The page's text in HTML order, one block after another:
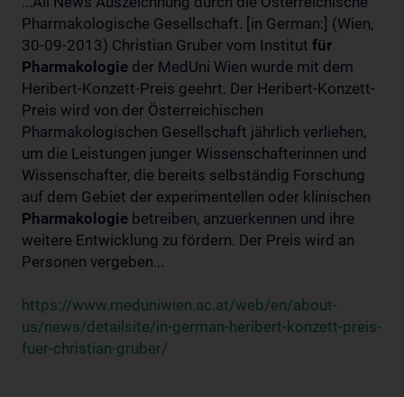
Pharmakologische Gesellschaft. [in German:] (Wien,
30-09-2013) Christian Gruber vom Institut für
Pharmakologie der MedUni Wien wurde mit dem
Heribert-Konzett-Preis geehrt. Der Heribert-Konzett-
Preis wird von der Österreichischen
Pharmakologischen Gesellschaft jährlich verliehen,
um die Leistungen junger Wissenschafterinnen und
Wissenschafter, die bereits selbständig Forschung
auf dem Gebiet der experimentellen oder klinischen
Pharmakologie betreiben, anzuerkennen und ihre
weitere Entwicklung zu fördern. Der Preis wird an
Personen vergeben...
https://www.meduniwien.ac.at/web/en/about-
us/news/detailsite/in-german-heribert-konzett-preis-
fuer-christian-gruber/